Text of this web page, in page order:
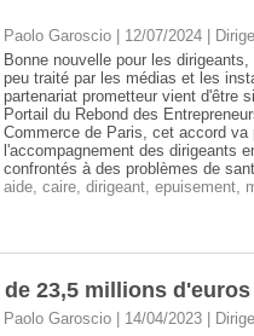
Paolo Garoscio | 12/07/2024
Bonne nouvelle pour les
peu traité par les médias et les
partenariat prometteur vient d'être
Portail du Rebond des
Commerce de Paris, cet accord va
l'accompagnement des dirigeants
confrontés à des problèmes de
aide, caire, dirigeant, epuisement,
23,5 millions
Paolo Garoscio | 14/04/2023